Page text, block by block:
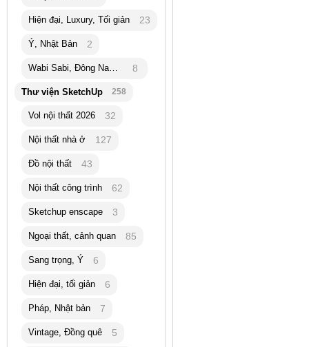
Hiện đại, Luxury, Tối giản 23
Ý, Nhật Bản 2
Wabi Sabi, Đông Nam Á 8
Thư viện SketchUp 258
Vol nội thất 2026 32
Nội thất nhà ở 127
Đồ nội thất 43
Nội thất công trình 62
Sketchup enscape 3
Ngoại thất, cảnh quan 85
Sang trọng, Ý 6
Hiện đại, tối giản 6
Pháp, Nhật bản 7
Vintage, Đồng quê 5